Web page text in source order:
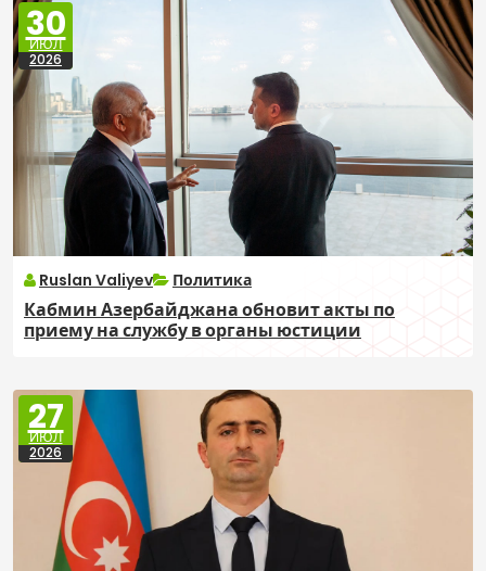
30
ИЮЛ
2026
Ruslan Valiyev Политика
Кабмин Азербайджана обновит акты по
приему на службу в органы юстиции
27
ИЮЛ
2026